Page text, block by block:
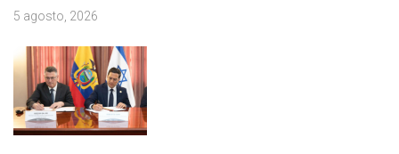
5 agosto, 2026